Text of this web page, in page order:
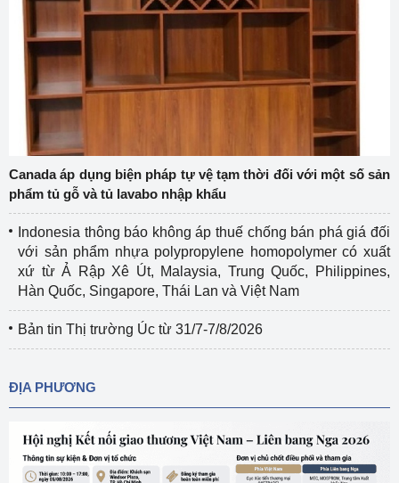
Canada áp dụng biện pháp tự vệ tạm thời đối với một số sản
phẩm tủ gỗ và tủ lavabo nhập khẩu
Indonesia thông báo không áp thuế chống bán phá giá đối
với sản phẩm nhựa polypropylene homopolymer có xuất
xứ từ Ả Rập Xê Út, Malaysia, Trung Quốc, Philippines,
Hàn Quốc, Singapore, Thái Lan và Việt Nam
Bản tin Thị trường Úc từ 31/7-7/8/2026
ĐỊA PHƯƠNG